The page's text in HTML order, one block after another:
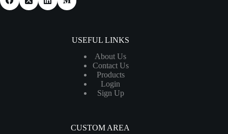
USEFUL LINKS
About Us
Contact Us
Products
Login
Sign Up
CUSTOM AREA